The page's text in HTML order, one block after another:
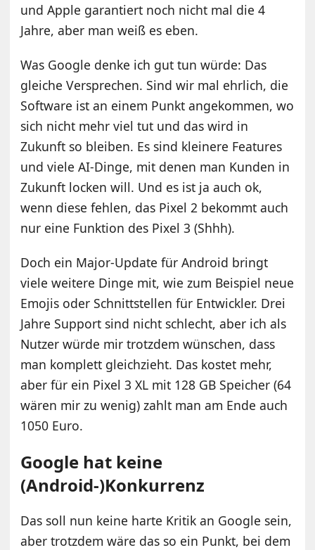
und Apple garantiert noch nicht mal die 4
Jahre, aber man weiß es eben.
Was Google denke ich gut tun würde: Das
gleiche Versprechen. Sind wir mal ehrlich, die
Software ist an einem Punkt angekommen, wo
sich nicht mehr viel tut und das wird in
Zukunft so bleiben. Es sind kleinere Features
und viele AI-Dinge, mit denen man Kunden in
Zukunft locken will. Und es ist ja auch ok,
wenn diese fehlen, das Pixel 2 bekommt auch
nur eine Funktion des Pixel 3 (Shhh).
Doch ein Major-Update für Android bringt
viele weitere Dinge mit, wie zum Beispiel neue
Emojis oder Schnittstellen für Entwickler. Drei
Jahre Support sind nicht schlecht, aber ich als
Nutzer würde mir trotzdem wünschen, dass
man komplett gleichzieht. Das kostet mehr,
aber für ein Pixel 3 XL mit 128 GB Speicher (64
wären mir zu wenig) zahlt man am Ende auch
1050 Euro.
Google hat keine
(Android-)Konkurrenz
Das soll nun keine harte Kritik an Google sein,
aber trotzdem wäre das so ein Punkt, bei dem